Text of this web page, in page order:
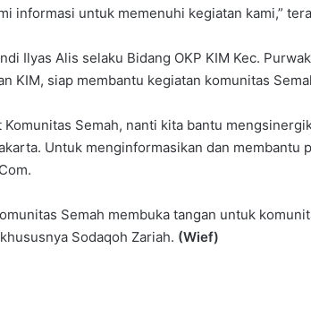
informasi untuk memenuhi kegiatan kami,”
Ilyas Alis selaku Bidang OKP KIM Kec.
KIM, siap membantu kegiatan komunitas
Semah, nanti kita bantu
Untuk menginformasikan dan membantu
Semah membuka tangan untuk
Sodaqoh Zariah. (Wief)